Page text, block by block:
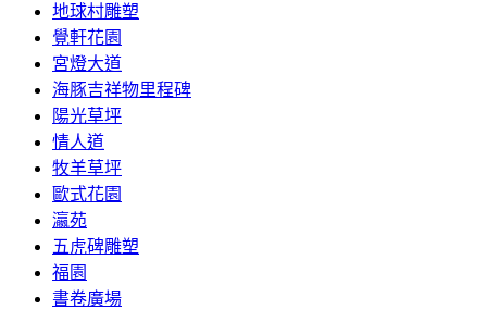
地球村雕塑
覺軒花園
宮燈大道
海豚吉祥物里程碑
陽光草坪
情人道
牧羊草坪
歐式花園
瀛苑
五虎碑雕塑
福園
書卷廣場